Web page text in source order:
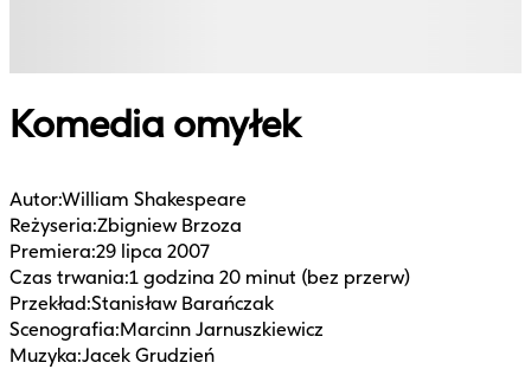
Komedia omyłek
Autor:William Shakespeare
Reżyseria:Zbigniew Brzoza
Premiera:29 lipca 2007
Czas trwania:1 godzina 20 minut (bez przerw)
Przekład:Stanisław Barańczak
Scenografia:Marcinn Jarnuszkiewicz
Muzyka:Jacek Grudzień